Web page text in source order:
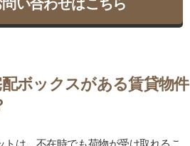
い合わせはこちら
ボックスがある賃貸物件